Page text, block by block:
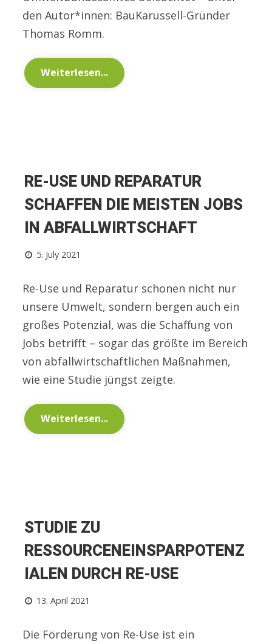
den Autor*innen: BauKarussell-Gründer
Thomas Romm.
Weiterlesen...
RE-USE UND REPARATUR
SCHAFFEN DIE MEISTEN JOBS
IN ABFALLWIRTSCHAFT
5. July 2021
Re-Use und Reparatur schonen nicht nur
unsere Umwelt, sondern bergen auch ein
großes Potenzial, was die Schaffung von
Jobs betrifft – sogar das größte im Bereich
von abfallwirtschaftlichen Maßnahmen,
wie eine Studie jüngst zeigte.
Weiterlesen...
STUDIE ZU
RESSOURCENEINSPARPOTENZ
IALEN DURCH RE-USE
13. April 2021
Die Förderung von Re-Use ist ein